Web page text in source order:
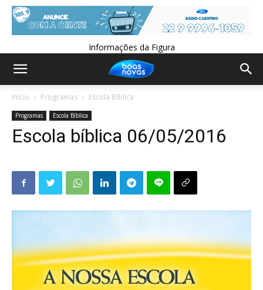
Informações da Figura
Início Programas Escola Bíblica
Programas Escola Bíblica
Escola bíblica 06/05/2016